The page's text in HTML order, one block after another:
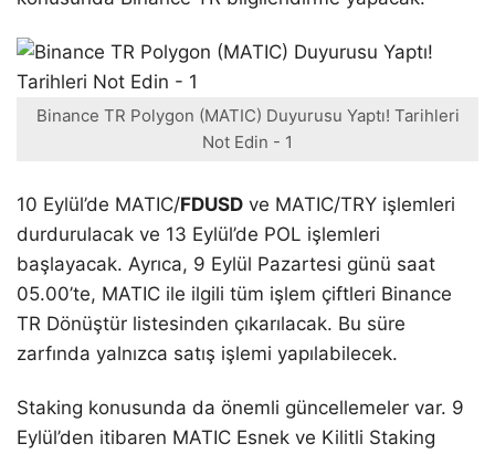
Binance TR Polygon (MATIC) Duyurusu Yaptı! Tarihleri
Not Edin - 1
10 Eylül’de MATIC/FDUSD ve MATIC/TRY işlemleri
durdurulacak ve 13 Eylül’de POL işlemleri
başlayacak. Ayrıca, 9 Eylül Pazartesi günü saat
05.00’te, MATIC ile ilgili tüm işlem çiftleri Binance
TR Dönüştür listesinden çıkarılacak. Bu süre
zarfında yalnızca satış işlemi yapılabilecek.
Staking konusunda da önemli güncellemeler var. 9
Eylül’den itibaren MATIC Esnek ve Kilitli Staking